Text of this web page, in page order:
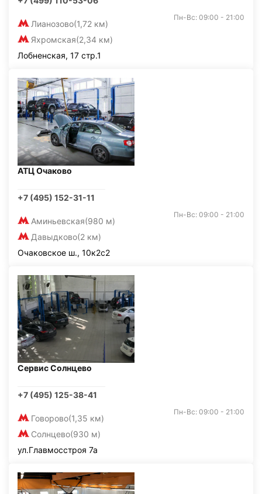
Лианозово(1,72 км)
Яхромская(2,34 км)
Пн-Вс: 09:00 - 21:00
Лобненская, 17 стр.1
АТЦ Очаково
+7 (495) 152-31-11
Аминьевская(980 м)
Давыдково(2 км)
Пн-Вс: 09:00 - 21:00
Очаковское ш., 10к2с2
Сервис Солнцево
+7 (495) 125-38-41
Говорово(1,35 км)
Солнцево(930 м)
Пн-Вс: 09:00 - 21:00
ул.Главмосстроя 7а